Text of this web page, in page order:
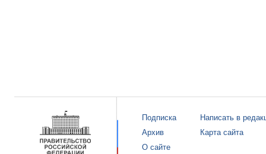
Подписка
Архив
О сайте
Написать в
Карта сайта